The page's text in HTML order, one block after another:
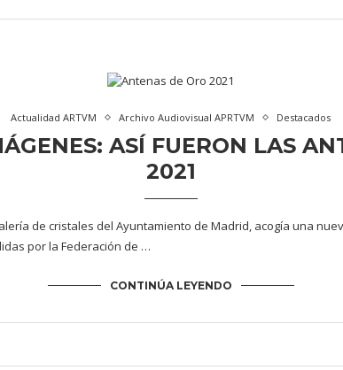
Actualidad ARTVM Archivo Audiovisual APRTVM Destacados
ASÍ FUERON LAS
2021
de cristales del Ayuntamiento de Madrid, acogía una
por la Federación de …
CONTINÚA LEYENDO